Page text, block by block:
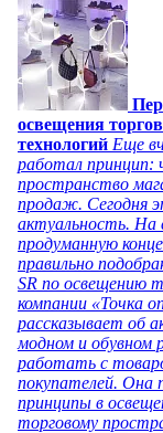
освещения
технологий Еще
работал принцип:
пространство
продаж. Сегодня
актуальность. На
продуманную
правильно
SR по освещению
компании «Точка
рассказывает об
модном и обувном
работать с
покупателей.
принципы в
торговому